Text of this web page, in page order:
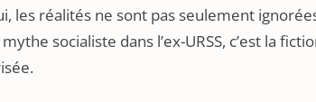
les réalités ne sont pas seulement
socialiste dans l’ex-URSS, c’est la